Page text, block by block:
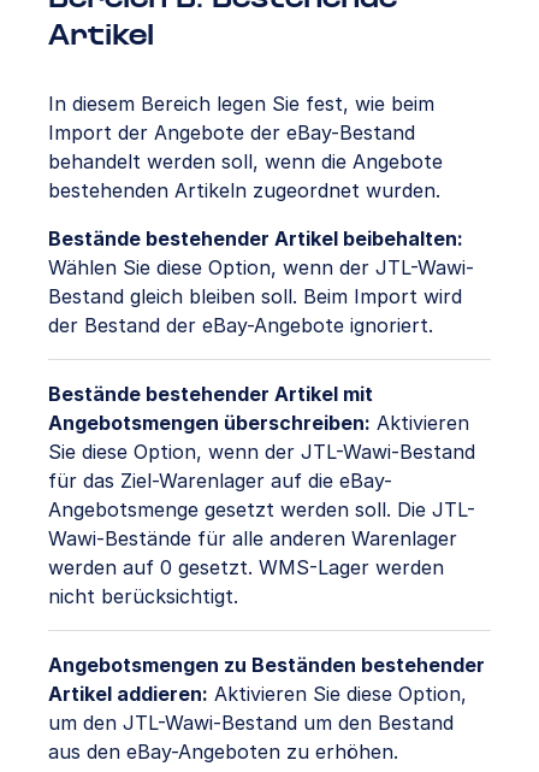
Artikel
In diesem Bereich legen Sie fest, wie beim
Import der Angebote der eBay-Bestand
behandelt werden soll, wenn die Angebote
bestehenden Artikeln zugeordnet wurden.
Bestände bestehender Artikel beibehalten:
Wählen Sie diese Option, wenn der JTL-Wawi-
Bestand gleich bleiben soll. Beim Import wird
der Bestand der eBay-Angebote ignoriert.
Bestände bestehender Artikel mit
Angebotsmengen überschreiben: Aktivieren
Sie diese Option, wenn der JTL-Wawi-Bestand
für das Ziel-Warenlager auf die eBay-
Angebotsmenge gesetzt werden soll. Die JTL-
Wawi-Bestände für alle anderen Warenlager
werden auf 0 gesetzt. WMS-Lager werden
nicht berücksichtigt.
Angebotsmengen zu Beständen bestehender
Artikel addieren: Aktivieren Sie diese Option,
um den JTL-Wawi-Bestand um den Bestand
aus den eBay-Angeboten zu erhöhen.